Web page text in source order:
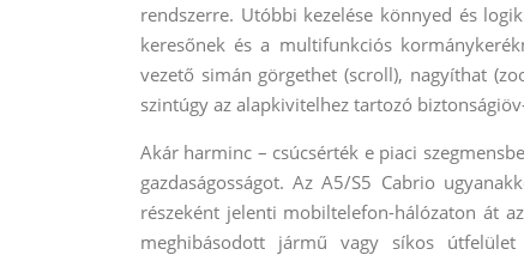
rendszerre. Utóbbi kezelése könnyed és
keresőnek és a multifunkciós
vezető simán görgethet (scroll), nagyíthat
szintúgy az alapkivitelhez tartozó
Akár harminc – csúcsérték e piaci
gazdaságosságot. Az A5/S5 Cabrio
részeként jelenti mobiltelefon-hálózaton át
meghibásodott jármű vagy síkos